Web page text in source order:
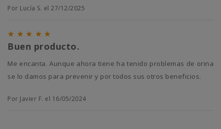
Por Lucía S. el 27/12/2025
    
Buen producto.
Me encanta. Aunque ahora tiene ha tenido problemas de orina
se lo damos para prevenir y por todos sus otros beneficios.
Por Javier F. el 16/05/2024